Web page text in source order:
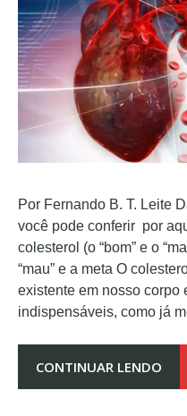
Por Fernando B. T. Leite
você pode conferir por
colesterol (o “bom” e o
“mau” e a meta O
existente em nosso corpo
indispensáveis, como já
CONTINUAR LENDO